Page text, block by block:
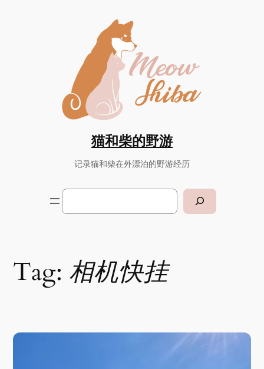
猫和柴的野游
记录猫和柴在外漂泊的野游经历
Search
Tag: 相机快挂